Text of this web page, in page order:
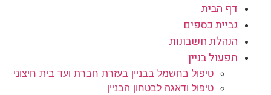
דף הבית
גביית כספים
הנהלת חשבונות
תפעול בניין
טיפול בחשמל בבניין בעזרת חברת ועד בית חיצוני
טיפול ודאגה לבטחון הבניין